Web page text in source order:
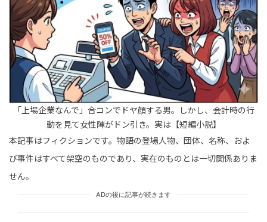
「sns発信をしない日をあえて作るのも必要だと思う」荻
野目洋子がSNS社会に提言。ネットでは「義務になると心
身が疲弊する...
HUMAN（話題の人）
ARTISTS
tend Editorial Team
「証人、誰に頼もうか」婚姻届の証人欄を記入してくれ
た義母。だが、義父の一言に残った違和感の正体
「上場企業なんで」合コンでドヤ顔する男。しかし、会計時の行
動を見て女性陣がドン引き。実は【短編小説】
本記事はフィクションです。物語の登場人物、団体、名称、およ
び事件はすべて架空のものであり、実在のものとは一切関係ありま
せん。
ADの後に記事が続きます